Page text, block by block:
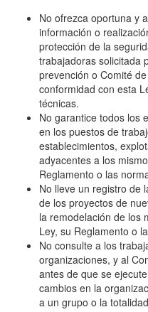
No ofrezca oportuna y
información o
protección de la
trabajadoras solicitada
prevención o Comité
conformidad con esta
técnicas.
No garantice todos los
en los puestos de
establecimientos,
adyacentes a los
Reglamento o las
No lleve un registro de
de los proyectos de
la remodelación de los
Ley, su Reglamento o
No consulte a los
organizaciones, y al
antes de que se
cambios en la
a un grupo o la